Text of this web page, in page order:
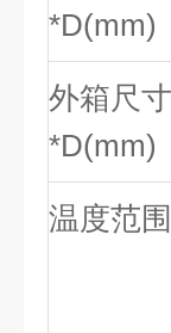
*D(mm)
外箱尺
*D(mm)
温度范围